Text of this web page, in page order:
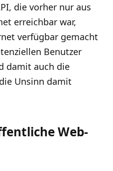
die vorher nur aus
erreichbar war,
verfügbar gemacht
Benutzer
damit auch die
Unsinn damit
Web-